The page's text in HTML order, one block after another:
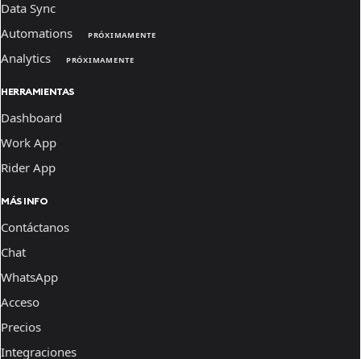
Data Sync
Automations
PRÓXIMAMENTE
Analytics PRÓXIMAMENTE
HERRAMIENTAS
Dashboard
Work App
Rider App
MÁS INFO
Contáctanos
Chat
WhatsApp
Acceso
Precios
Integraciones